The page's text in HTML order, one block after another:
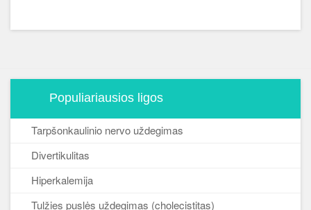
Populiariausios ligos
Tarpšonkaulinio nervo uždegimas
Divertikulitas
Hiperkalemija
Tulžies puslės uždegimas (cholecistitas)